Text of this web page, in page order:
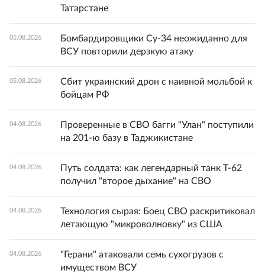
Татарстане
05.08.2026
Бомбардировщики Су-34 неожиданно для
ВСУ повторили дерзкую атаку
05.08.2026
Сбит украинский дрон с наивной мольбой к
бойцам РФ
04.08.2026
Проверенные в СВО багги "Улан" поступили
на 201-ю базу в Таджикистане
04.08.2026
Путь солдата: как легендарный танк Т-62
получил "второе дыхание" на СВО
04.08.2026
Технология сырая: Боец СВО раскритиковал
летающую "микроволновку" из США
04.08.2026
"Герани" атаковали семь сухогрузов с
имуществом ВСУ